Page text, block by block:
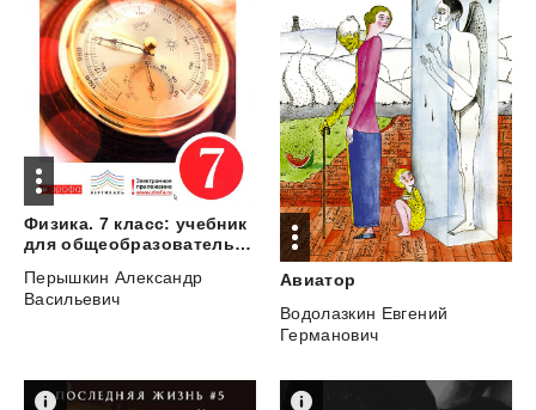
Физика. 7 класс: учебник
для общеобразовательных учреждений
Перышкин Александр
Васильевич
Авиатор
Водолазкин Евгений
Германович